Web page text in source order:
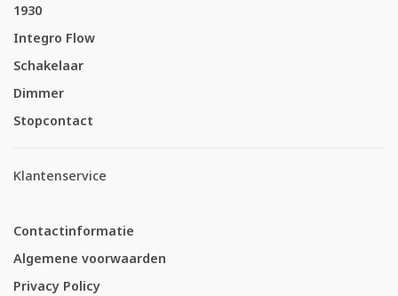
1930
Integro Flow
Schakelaar
Dimmer
Stopcontact
Klantenservice
Contactinformatie
Algemene voorwaarden
Privacy Policy